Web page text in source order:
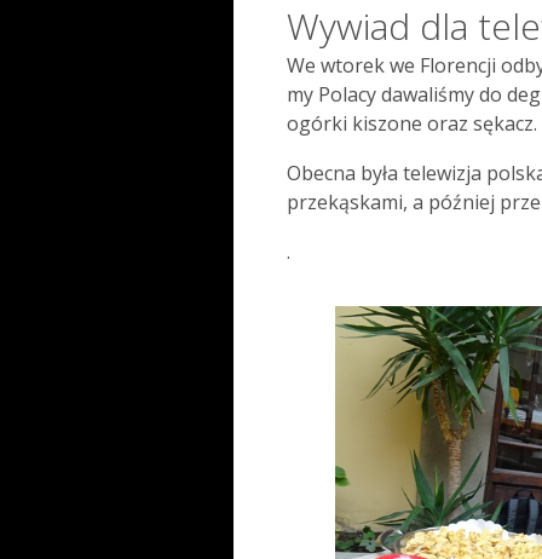
Wywiad dla
We wtorek we Florencji
my Polacy dawaliśmy do
ogórki kiszone oraz sękacz.
Obecna była telewizja
przekąskami, a później
.